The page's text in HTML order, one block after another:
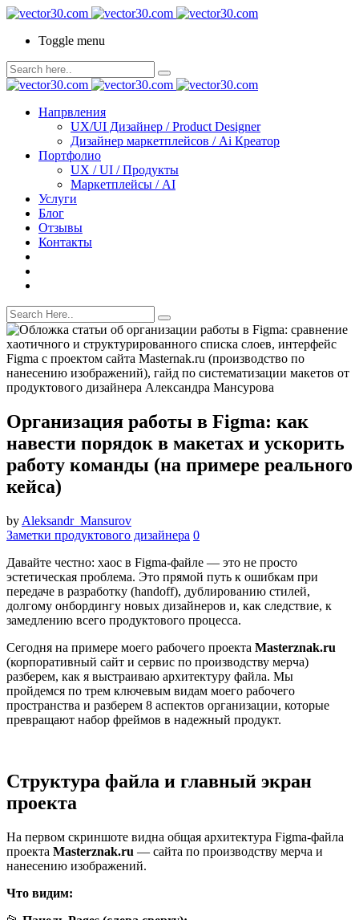
Toggle menu
Напрвления
UX/UI Дизайнер / Product Designer
Дизайнер маркетплейсов / Ai Креатор
Портфолио
UX / UI / Продукты
Маркетплейсы / AI
Услуги
Блог
Отзывы
Контакты
Организация работы в Figma: как
навести порядок в макетах и ускорить
работу команды (на примере реального
кейса)
by Aleksandr_Mansurov
Заметки продуктового дизайнера 0
Давайте честно: хаос в Figma-файле — это не просто
эстетическая проблема. Это прямой путь к ошибкам при
передаче в разработку (handoff), дублированию стилей,
долгому онбордингу новых дизайнеров и, как следствие, к
замедлению всего продуктового процесса.
Сегодня на примере моего рабочего проекта Masterznak.ru
(корпоративный сайт и сервис по производству мерча)
разберем, как я выстраиваю архитектуру файла. Мы
пройдемся по трем ключевым видам моего рабочего
пространства и разберем 8 аспектов организации, которые
превращают набор фреймов в надежный продукт.
Структура файла и главный экран
проекта
На первом скриншоте видна общая архитектура Figma-файла
проекта Masterznak.ru — сайта по производству мерча и
нанесению изображений.
Что видим: